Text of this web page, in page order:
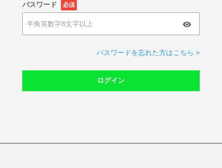
パスワード 必須
パスワードを忘れた方はこちら >
ログイン